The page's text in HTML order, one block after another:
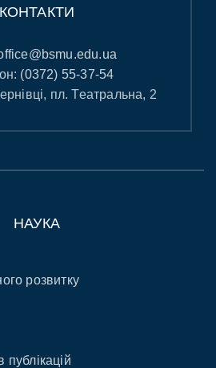
КОНТАКТИ
(0372) 55-37-54
пл. Театральна, 2
НАУКА
розвитку
публікацій